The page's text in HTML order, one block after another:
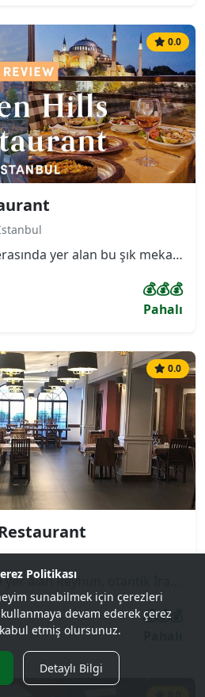
0.0
Seven Hills Hotel'in terasında yer alan bu şık mekan, misafirlerine Ayasofya, Sultanahmet Camii ve Topkapı Sarayı'nın yanı sıra İstanbul Boğazı'na hakim 360 derecelik panoramik bir manzara sunmaktadır. Menüsü, özellikle taze ve zengin deniz ürünleri ile Türk mutfağının seçkin lezzetlerine odaklanmıştır.
💰💰💰
Pahalı
0.0
💰💰💰
Politikası
sunabilmek için çerezleri
devam ederek çerez
kabul etmiş olursunuz.
Detaylı Bilgi